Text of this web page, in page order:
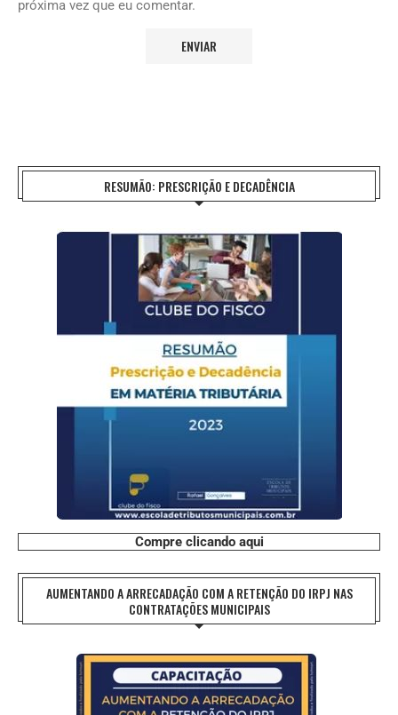
próxima vez que eu comentar.
RESUMÃO: PRESCRIÇÃO E DECADÊNCIA
Compre clicando aqui
AUMENTANDO A ARRECADAÇÃO COM A RETENÇÃO DO IRPJ NAS
CONTRATAÇÕES MUNICIPAIS